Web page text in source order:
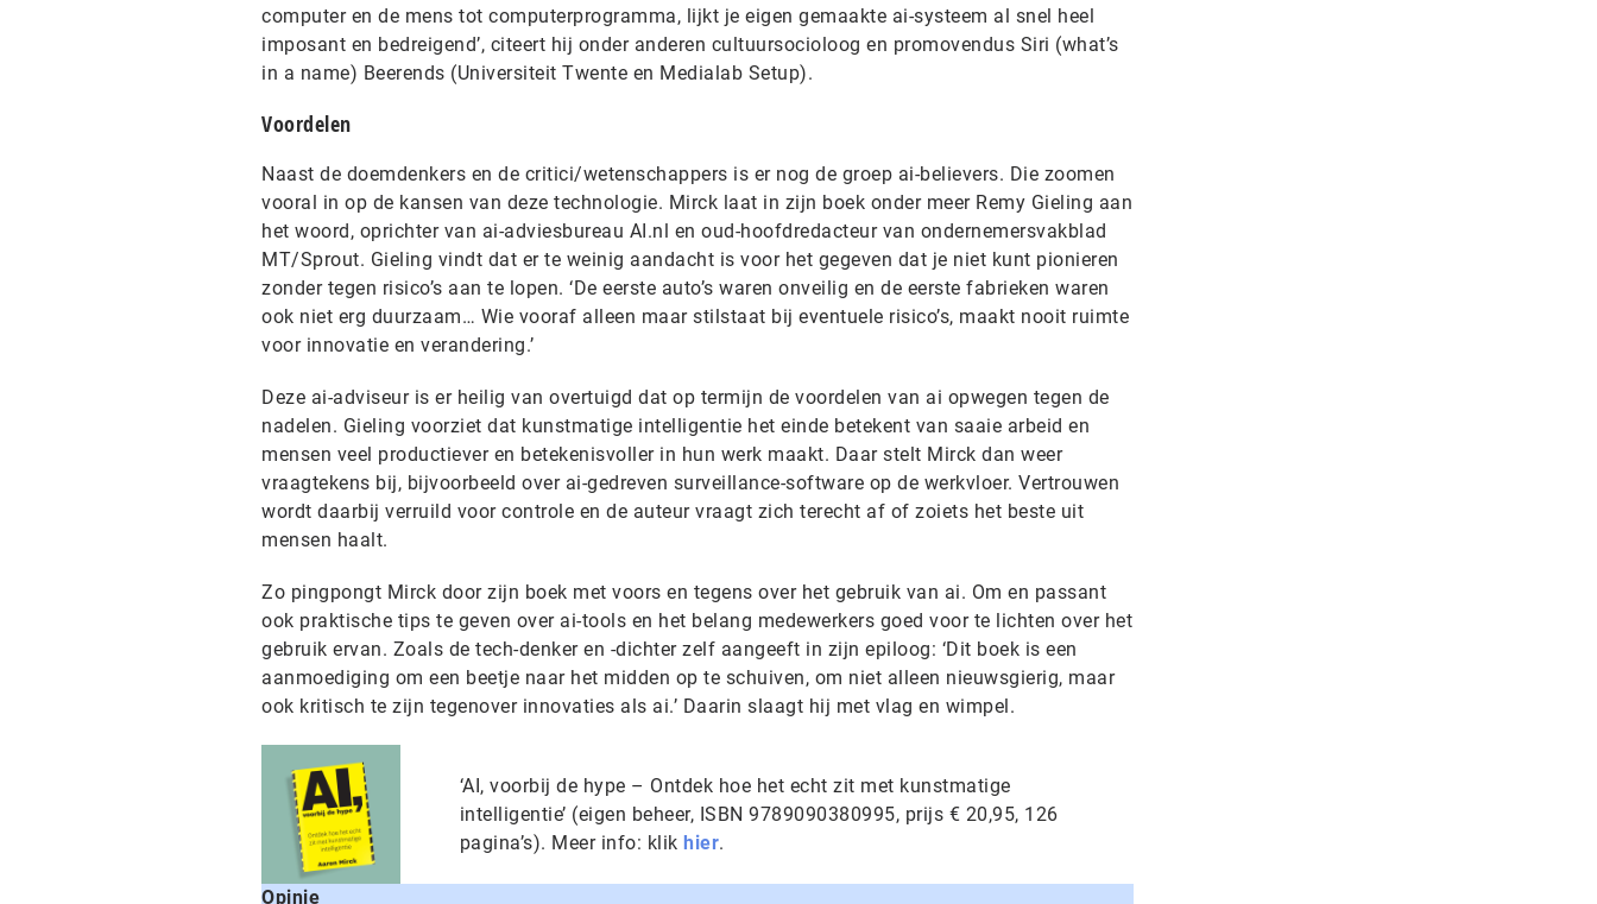
computer en de mens tot computerprogramma, lijkt je eigen gemaakte ai-systeem al snel heel
imposant en bedreigend’, citeert hij onder anderen cultuursocioloog en promovendus Siri (what’s
in a name) Beerends (Universiteit Twente en Medialab Setup).
Voordelen
Naast de doemdenkers en de critici/wetenschappers is er nog de groep ai-believers. Die zoomen
vooral in op de kansen van deze technologie. Mirck laat in zijn boek onder meer Remy Gieling aan
het woord, oprichter van ai-adviesbureau AI.nl en oud-hoofdredacteur van ondernemersvakblad
MT/Sprout. Gieling vindt dat er te weinig aandacht is voor het gegeven dat je niet kunt pionieren
zonder tegen risico’s aan te lopen. ‘De eerste auto’s waren onveilig en de eerste fabrieken waren
ook niet erg duurzaam… Wie vooraf alleen maar stilstaat bij eventuele risico’s, maakt nooit ruimte
voor innovatie en verandering.’
Deze ai-adviseur is er heilig van overtuigd dat op termijn de voordelen van ai opwegen tegen de
nadelen. Gieling voorziet dat kunstmatige intelligentie het einde betekent van saaie arbeid en
mensen veel productiever en betekenisvoller in hun werk maakt. Daar stelt Mirck dan weer
vraagtekens bij, bijvoorbeeld over ai-gedreven surveillance-software op de werkvloer. Vertrouwen
wordt daarbij verruild voor controle en de auteur vraagt zich terecht af of zoiets het beste uit
mensen haalt.
Zo pingpongt Mirck door zijn boek met voors en tegens over het gebruik van ai. Om en passant
ook praktische tips te geven over ai-tools en het belang medewerkers goed voor te lichten over het
gebruik ervan. Zoals de tech-denker en -dichter zelf aangeeft in zijn epiloog: ‘Dit boek is een
aanmoediging om een beetje naar het midden op te schuiven, om niet alleen nieuwsgierig, maar
ook kritisch te zijn tegenover innovaties als ai.’ Daarin slaagt hij met vlag en wimpel.
‘AI, voorbij de hype – Ontdek hoe het echt zit met kunstmatige
intelligentie’ (eigen beheer, ISBN 9789090380995, prijs € 20,95, 126
pagina’s). Meer info: klikhier.
Opinie